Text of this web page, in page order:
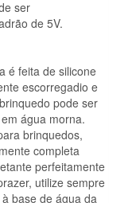
ser
de 5V.
é feita de silicone
escorregadio e
pode ser
água morna.
brinquedos,
completa
perfeitamente
utilize sempre
base de água da